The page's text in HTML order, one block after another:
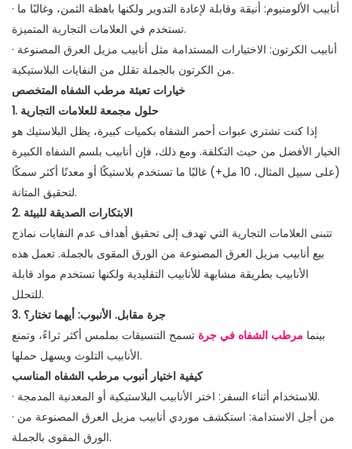
· أنابيب الألومنيوم: أنيقة وقابلة لإعادة التدوير ولكنها باهظة الثمن، وغالبًا ما
تستخدم في العلامات التجارية المتميزة.
· أنابيب الكرتون: الاختيارات المستدامة مثل أنابيب مزيل العرق المصنوعة
من الكرتون بالجملة تقلل من النفايات البلاستيكية.
خيارات تعبئة مرطب الشفاه المتخصص
1. حلول مجمعة للعلامات التجارية
إذا كنت تشتري عبوات أحمر الشفاه بكميات كبيرة، يظل البلاستيك هو
الخيار الأفضل من حيث التكلفة. ومع ذلك، فإن أنابيب بلسم الشفاه الكبيرة
(على سبيل المثال، 10 مل+) غالبًا ما تستخدم بلاستيكًا أو معدنًا أكثر سمكًا
لتحقيق المتانة.
2. الابتكارات الصديقة للبيئة
تتبنى العلامات التجارية التي تهدف إلى تحقيق أهداف عدم النفايات نماذج
بيع أنابيب مزيل العرق المصنوعة من الورق المقوى بالجملة. تعمل هذه
الأنابيب بطريقة مشابهة للأنابيب التقليدية ولكنها تستخدم مواد قابلة
للتحلل.
3. جرة مقابل. الأنبوب: أيهما تختار؟
بينما مرطب الشفاه في جرة تسمح التنسيقات بملمس أكثر ثراءً، وتمنع
الأنابيب التلوث ويسهل حملها.
كيفية اختيار أنبوب مرطب الشفاه المناسب
· للاستخدام أثناء السفر: اختر الأنابيب البلاستيكية أو المعدنية المدمجة.
· من أجل الاستدامة: استكشف موردي أنابيب مزيل العرق المصنوعة من
الورق المقوى بالجملة.